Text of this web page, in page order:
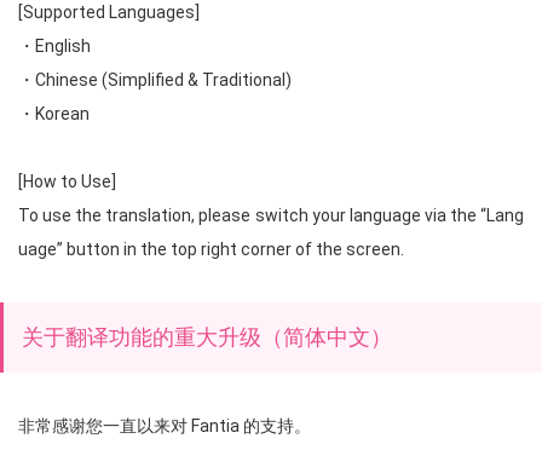
[Supported Languages]
・English
・Chinese (Simplified & Traditional)
・Korean
[How to Use]
To use the translation, please switch your language via the “Lang
uage” button in the top right corner of the screen.
关于翻译功能的重大升级（简体中文）
非常感谢您一直以来对 Fantia 的支持。